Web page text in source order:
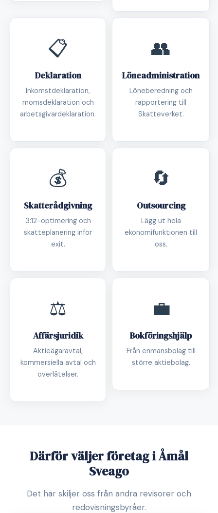
📋
Deklaration
Inkomstdeklaration,
momsdeklaration och
arbetsgivardeklaration.
👥
Löneadministration
Löneberedning och
rapportering till
Skatteverket.
💰
Skatterådgivning
3:12-optimering och
skatteplanering inför
exit.
🔄
Outsourcing
Lägg ut hela
ekonomifunktionen till
oss.
⚖️
Affärsjuridik
Aktieägaravtal,
kommersiella avtal och
överlåtelser.
💼
Bokföringshjälp
Från enmansbolag till
större aktiebolag.
Därför väljer företag i Åmål
Sveago
Det här skiljer oss från andra revisorer och
redovisningsbyråer.